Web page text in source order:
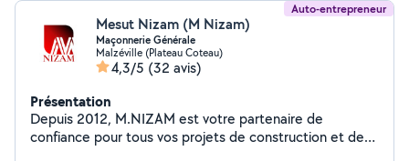
Auto-entrepreneur
Mesut Nizam (M Nizam)
Maçonnerie Générale
Malzéville (Plateau Coteau)
4,3/5 (32 avis)
Présentation
Depuis 2012, M.NIZAM est votre partenaire de
confiance pour tous vos projets de construction et de